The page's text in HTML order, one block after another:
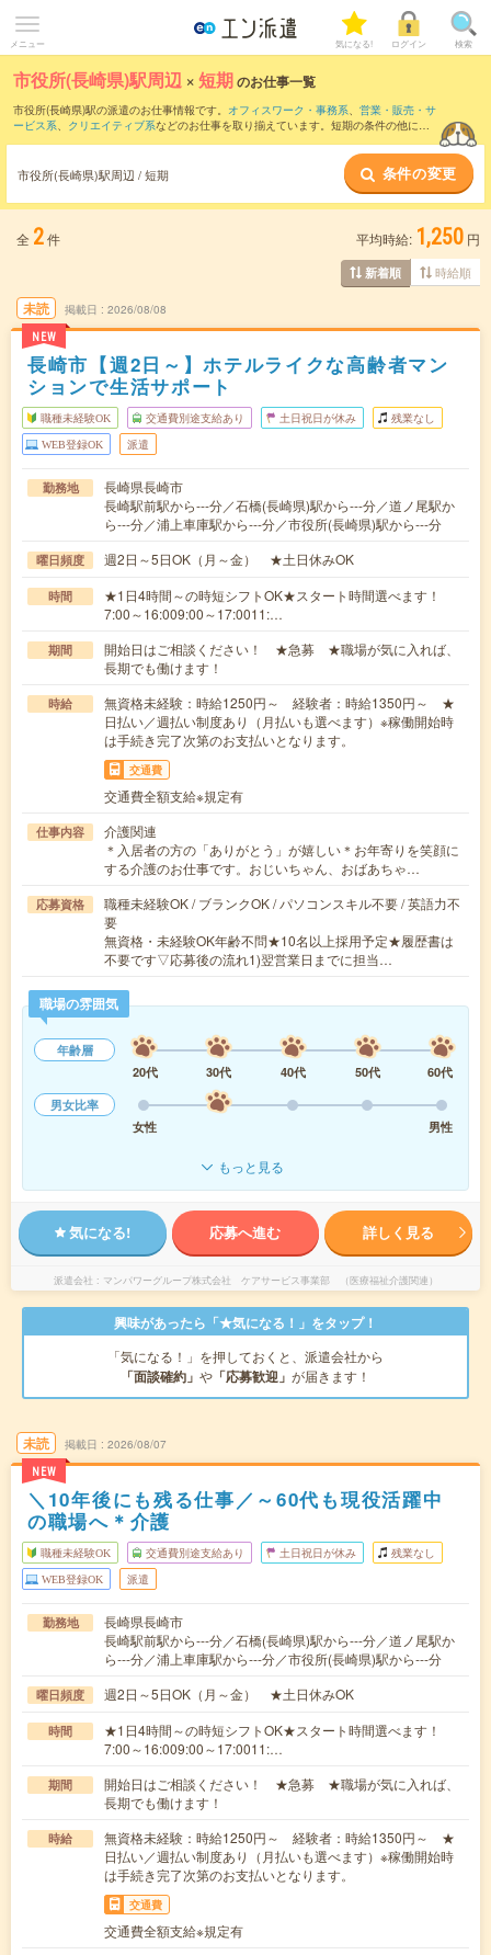
メニュー 気になる! ログイン 検索
市役所(長崎県)駅周辺 ×短期のお仕事一覧
市役所(長崎県)駅の派遣のお仕事情報です。 オフィスワーク・事務系、 営業・販売・サ
ービス系、 クリエイティブ系などのお仕事を取り揃えています。短期の条件の他に、
市役所(長崎県)駅周辺 / 短期 条件の変更
全 2件 平均時給: 1,250 円
新着順 時給順
未読
NEW
掲載日 2026/08/08
長崎市【週2日～】ホテルライクな高齢者マン
ションで生活サポート
職種未経験OK 交通費別途支給あり 土日祝日が休み 残業なし
WEB登録OK 派遣
勤務地
長崎県長崎市
長崎駅前駅から---分／石橋(長崎県)駅から---分／道ノ尾駅か
ら---分／浦上車庫駅から---分／市役所(長崎県)駅から---分
曜日頻度 週2日～5日OK（月～金） ★土日休みOK
時間
★1日4時間～の時短シフトOK★スタート時間選べます！
7:00～16:009:00～17:0011:…
期間
開始日はご相談ください！ ★急募 ★職場が気に入れば、
長期でも働けます！
時給
無資格未経験：時給1250円～ 経験者：時給1350円～ ★
日払い／週払い制度あり（月払いも選べます）※稼働開始時
は手続き完了次第のお支払いとなります。
交通費
交通費全額支給※規定有
仕事内容
介護関連
＊入居者の方の「ありがとう」が嬉しい＊お年寄りを笑顔に
する介護のお仕事です。おじいちゃん、おばあちゃ…
応募資格
職種未経験OK / ブランクOK / パソコンスキル不要 / 英語力不
要
無資格・未経験OK年齢不問★10名以上採用予定★履歴書は
不要です▽応募後の流れ1)翌営業日までに担当…
職場の雰囲気
年齢層
20代
30代 40代 50代
60代
男女比率
女性
男性
もっと見る
気になる! 応募へ進む 詳しく見る
派遣会社 マンパワーグループ株式会社 ケアサービス事業部 （医療福祉介護関連）
興味があったら「★気になる！」をタップ！
「気になる！」を押しておくと、派遣会社から
「面談確約」 や 「応募歓迎」 が届きます！
未読
NEW
掲載日 2026/08/07
＼10年後にも残る仕事／～60代も現役活躍中
の職場へ＊介護
職種未経験OK 交通費別途支給あり 土日祝日が休み 残業なし
WEB登録OK 派遣
勤務地
長崎県長崎市
長崎駅前駅から---分／石橋(長崎県)駅から---分／道ノ尾駅か
ら---分／浦上車庫駅から---分／市役所(長崎県)駅から---分
曜日頻度 週2日～5日OK（月～金） ★土日休みOK
時間
★1日4時間～の時短シフトOK★スタート時間選べます！
7:00～16:009:00～17:0011:…
期間
開始日はご相談ください！ ★急募 ★職場が気に入れば、
長期でも働けます！
時給
無資格未経験：時給1250円～ 経験者：時給1350円～ ★
日払い／週払い制度あり（月払いも選べます）※稼働開始時
は手続き完了次第のお支払いとなります。
交通費
交通費全額支給※規定有